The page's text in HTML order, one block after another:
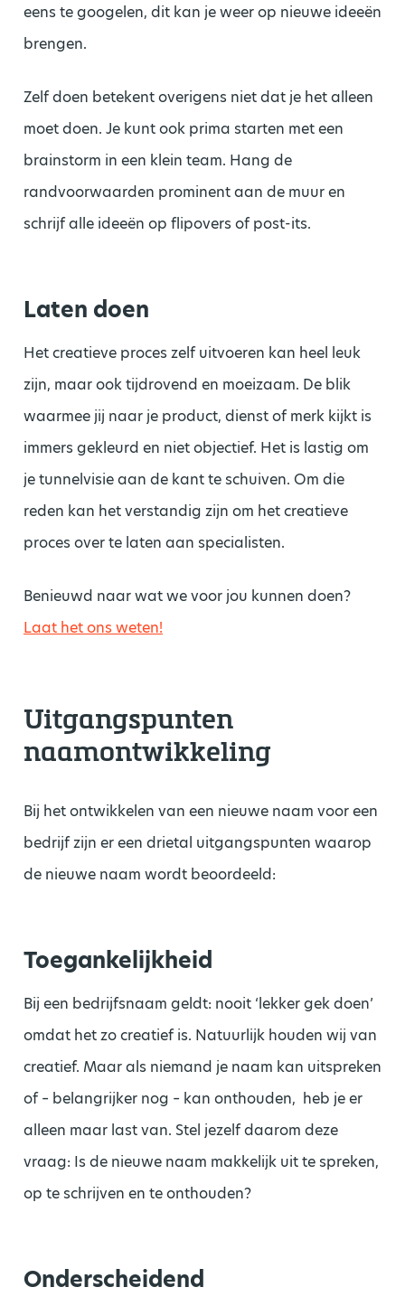
eens te googelen, dit kan je weer op nieuwe ideeën
brengen.
Zelf doen betekent overigens niet dat je het alleen
moet doen. Je kunt ook prima starten met een
brainstorm in een klein team. Hang de
randvoorwaarden prominent aan de muur en
schrijf alle ideeën op flipovers of post-its.
Laten doen
Het creatieve proces zelf uitvoeren kan heel leuk
zijn, maar ook tijdrovend en moeizaam. De blik
waarmee jij naar je product, dienst of merk kijkt is
immers gekleurd en niet objectief. Het is lastig om
je tunnelvisie aan de kant te schuiven. Om die
reden kan het verstandig zijn om het creatieve
proces over te laten aan specialisten.
Benieuwd naar wat we voor jou kunnen doen?
Laat het ons weten!
Uitgangspunten
naamontwikkeling
Bij het ontwikkelen van een nieuwe naam voor een
bedrijf zijn er een drietal uitgangspunten waarop
de nieuwe naam wordt beoordeeld:
Toegankelijkheid
Bij een bedrijfsnaam geldt: nooit ‘lekker gek doen’
omdat het zo creatief is. Natuurlijk houden wij van
creatief. Maar als niemand je naam kan uitspreken
of – belangrijker nog – kan onthouden, heb je er
alleen maar last van. Stel jezelf daarom deze
vraag: Is de nieuwe naam makkelijk uit te spreken,
op te schrijven en te onthouden?
Onderscheidend